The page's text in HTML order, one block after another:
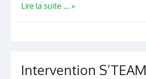
Lire la suite ... »
Intervention S’TEAM